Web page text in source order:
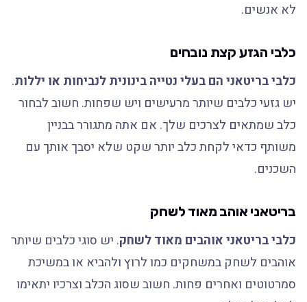
לא אנשים.
כלבי הגזע קצת נובחים
כלבי בריטאני הם בעלי נטייה בינונית לנביחות או יללות.
יש גזעי כלבים שיותר מרעישים ויש שפחות. חשוב לבחור
כלב שמתאים לצרכים שלך. אם אתה מתגורר בבניין
משותף כדאי לקחת כלב יותר שקט שלא יסבך אותך עם
השכנים.
בריטאני אוהב מאוד לשחק
כלבי בריטאני אוהבים מאוד לשחק. יש סוגי כלבים שיותר
אוהבים לשחק במשחקים כמו לרוץ ולהביא או במשיכת
סמרטוטים ואחרים פחות. חשוב שסוג הכלב וצרכיו יתאימו